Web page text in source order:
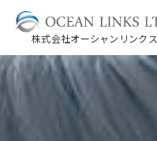
株式会社オーシャンリンクス